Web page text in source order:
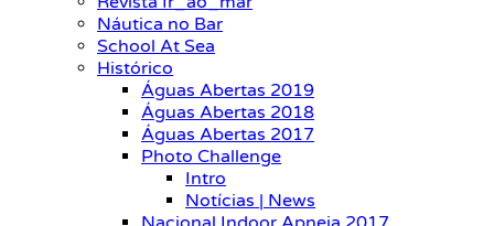
Náutica no Bar
School At Sea
Histórico
Águas Abertas 2019
Águas Abertas 2018
Águas Abertas 2017
Photo Challenge
Intro
Notícias | News